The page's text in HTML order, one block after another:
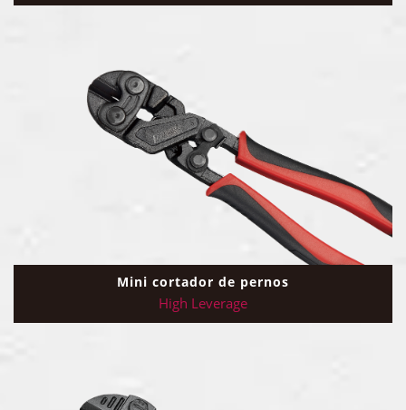
Mini cortador de pernos
High Leverage